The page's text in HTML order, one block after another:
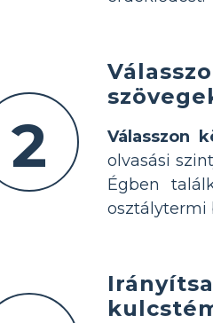
2 Válasszon
olvasási
Égben
osztálytermi